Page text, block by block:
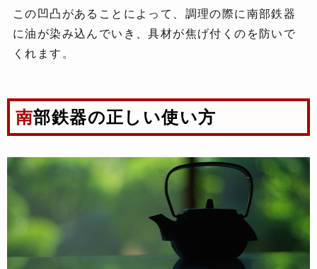
この凹凸があることによって、調理の際に南部鉄器
に油が染み込んでいき、具材が焦げ付くのを防いで
くれます。
南部鉄器の正しい使い方